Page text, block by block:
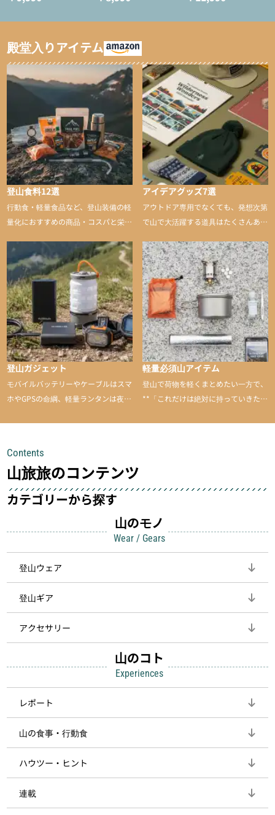
ション/テント泊用パジ
インサレーション/テン
殿堂入りアイテム
登山食料12選
行動食・軽量食品など、登山装備の軽
量化におすすめの商品・コスパと栄養
アイデアグッズ7選
アウトドア専用でなくても、発想次第
で山で大活躍する道具はたくさんあり
山に持ち込むと快適性や安心感をグッ
と引き上げてくれる――そんな意外性
のあるアイテムを紹介
登山ガジェット
モバイルバッテリーやケーブルはスマ
ホやGPSの命綱、軽量ランタンは夜間
して安全にしてくれます
軽量必須山アイテム
登山で荷物を軽くまとめたい一方で、
**「これだけは絶対に持っていきた
Contents
山旅旅のコンテンツ
カテゴリーから探す
山のモノ
Wear / Gears
登山ウェア
登山ギア
アクセサリー
山のコト
Experiences
レポート
山の食事・行動食
ハウツー・ヒント
連載